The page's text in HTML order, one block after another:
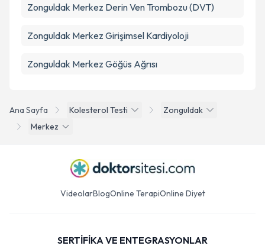
Ana Sayfa Kolesterol Testi
Zonguldak
Merkez
Zonguldak Merkez Derin Ven Trombozu (DVT)
Zonguldak Merkez Girişimsel Kardiyoloji
Zonguldak Merkez Göğüs Ağrısı
VideolarBlogOnline TerapiOnline Diyet
SERTİFİKA VE ENTEGRASYONLAR